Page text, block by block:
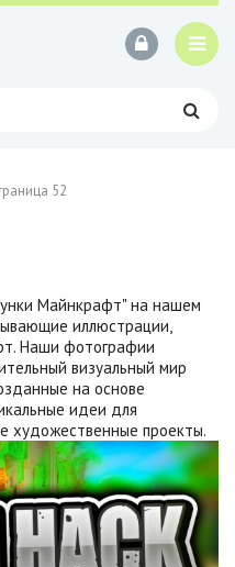
52
Майнкрафт" на нашем
иллюстрации,
Наши фотографии
визуальный мир
на основе
идеи для
художественные проекты.